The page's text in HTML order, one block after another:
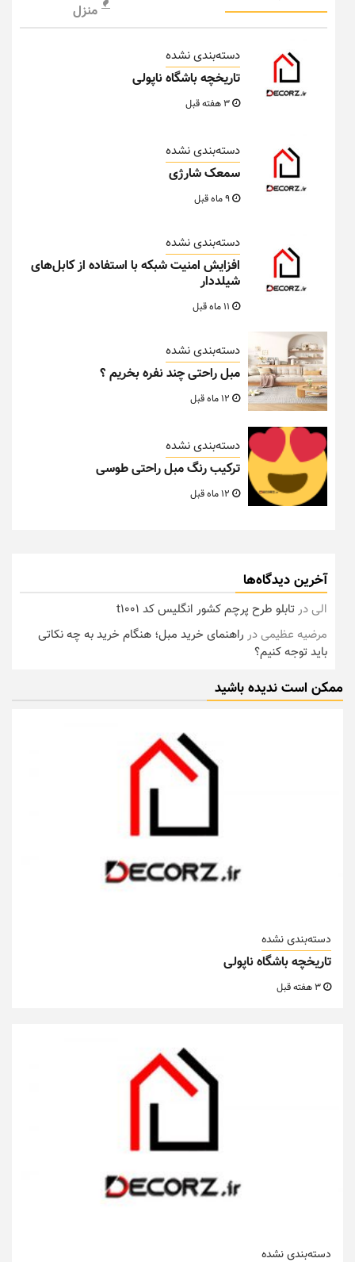
منزل
دسته‌بندی نشده
تاریخچه باشگاه ناپولی
دسته‌بندی نشده
سمعک شارژی
دسته‌بندی نشده
افزایش امنیت شبکه با استفاده از کابل‌های
شیلددار
دسته‌بندی نشده
مبل راحتی چند نفره بخریم ؟
دسته‌بندی نشده
ترکیب رنگ مبل راحتی طوسی
آخرین دیدگاه‌ها
الیدرتابلو طرح پرچم کشور انگلیس کد t1001
مرضیه عظیمیدر راهنمای خرید مبل؛ هنگام خرید به چه نکاتی
باید توجه کنیم؟
ممکن است ندیده باشید
دسته‌بندی نشده
تاریخچه باشگاه ناپولی
دسته‌بندی نشده